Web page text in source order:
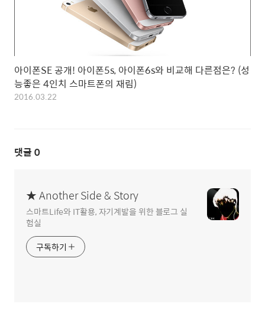
아이폰SE 공개! 아이폰5s, 아이폰6s와 비교해 다른점은? (성
능좋은 4인치 스마트폰의 재림)
2016.03.22
댓글 0
★ Another Side & Story
스마트Life와 IT활용, 자기계발을 위한 블로그 실
험실
구독하기